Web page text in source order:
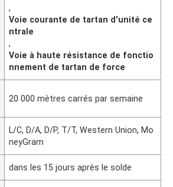
,
Voie courante de tartan d'unité ce
ntrale
,
Voie à haute résistance de fonctio
nnement de tartan de force
20 000 mètres carrés par semaine
L/C, D/A, D/P, T/T, Western Union, Mo
neyGram
dans les 15 jours après le solde